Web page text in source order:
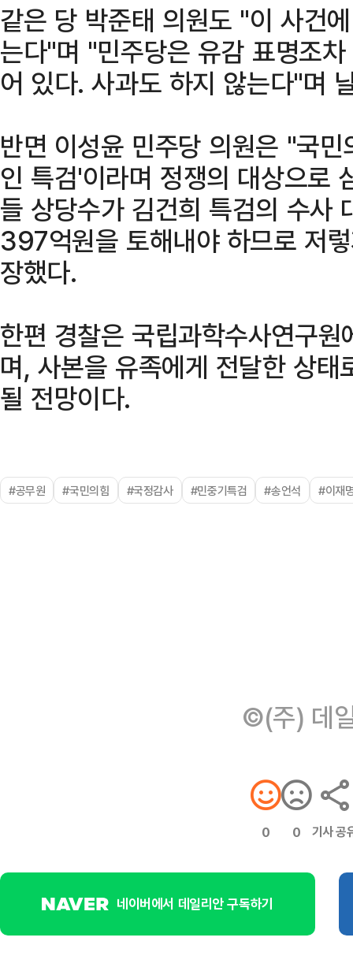
같은 당 박준태 의원도 "이 사건
는다"며 "민주당은 유감 표명조
어 있다. 사과도 하지 않는다"며
반면 이성윤 민주당 의원은 "국
인 특검'이라며 정쟁의 대상으로
들 상당수가 김건희 특검의 수사
397억원을 토해내야 하므로 저
장했다.
한편 경찰은 국립과학수사연구
며, 사본을 유족에게 전달한 상
될 전망이다.
#공무원 #국민의힘 #국정감사 #민중기특검 #송언석 #이재
©(주) 데
0 0 기사 공
네이버에서 데일리안 구독하기